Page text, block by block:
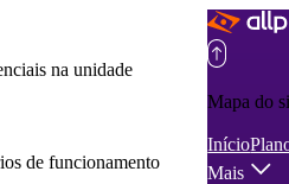
na unidade
de funcionamento
Mapa do
Início
Mais